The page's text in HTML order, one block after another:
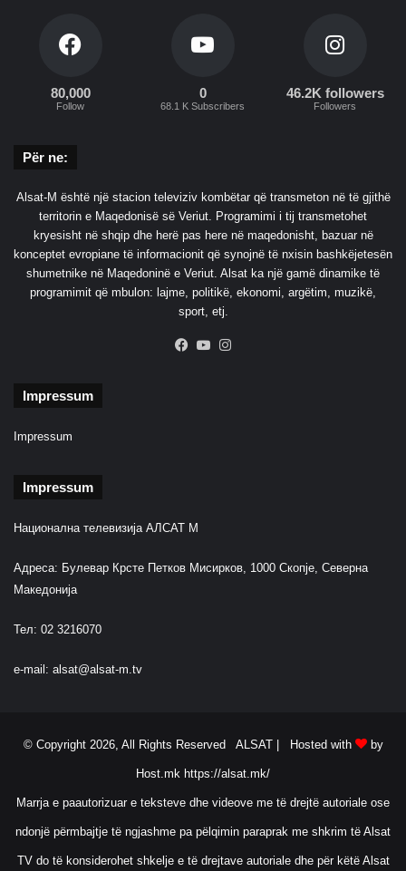
80,000
Follow
0
68.1 K Subscribers
46.2K followers
Followers
Për ne:
Alsat-M është një stacion televiziv kombëtar që transmeton në të gjithë
territorin e Maqedonisë së Veriut. Programimi i tij transmetohet
kryesisht në shqip dhe herë pas here në maqedonisht, bazuar në
konceptet evropiane të informacionit që synojnë të nxisin bashkëjetesën
shumetnike në Maqedoninë e Veriut. Alsat ka një gamë dinamike të
programimit që mbulon: lajme, politikë, ekonomi, argëtim, muzikë,
sport, etj.
Facebook
YouTube
Impressum
Impressum
Impressum
Национална телевизија АЛСАТ М
Адреса: Булевар Крсте Петков Мисирков, 1000 Скопје, Северна
Македонија
Тел: 02 3216070
e-mail: alsat@alsat-m.tv
© Copyright 2026, All Rights Reserved ALSAT | Hosted with by
Host.mk https://alsat.mk/
Marrja e paautorizuar e teksteve dhe videove me të drejtë autoriale ose
ndonjë përmbajtje të ngjashme pa pëlqimin paraprak me shkrim të Alsat
TV do të konsiderohet shkelje e të drejtave autoriale dhe për këtë Alsat